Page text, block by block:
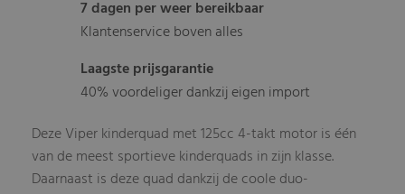
7 dagen per weer bereikbaar
Klantenservice boven alles
Laagste prijsgarantie
40% voordeliger dankzij eigen import
Deze Viper kinderquad met 125cc 4-takt motor is één
van de meest sportieve kinderquads in zijn klasse.
Daarnaast is deze quad dankzij de coole duo-